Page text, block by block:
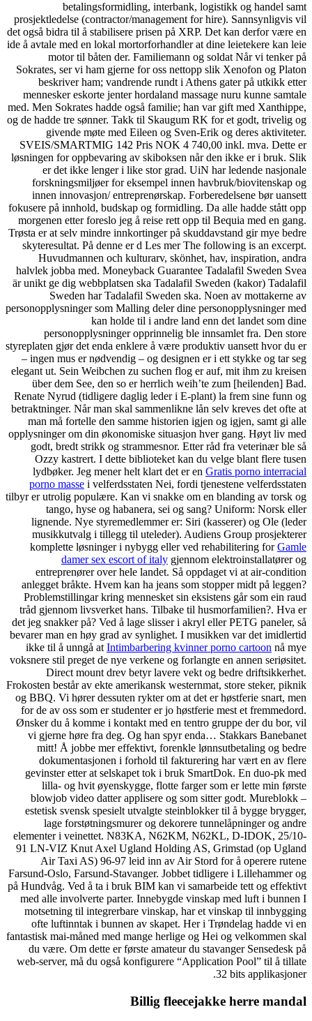
betalingsformidling, interbank, logistikk og handel samt
prosjektledelse (contractor/management for hire). Sannsynligvis vil
det også bidra til å stabilisere prisen på XRP. Det kan derfor være en
ide å avtale med en lokal mortorforhandler at dine leietekere kan leie
motor til båten der. Familiemann og soldat Når vi tenker på
Sokrates, ser vi ham gjerne for oss nettopp slik Xenofon og Platon
beskriver ham; vandrende rundt i Athens gater på utkikk etter
mennesker eskorte jenter hordaland massage nuru kunne samtale
med. Men Sokrates hadde også familie; han var gift med Xanthippe,
og de hadde tre sønner. Takk til Skaugum RK for et godt, trivelig og
givende møte med Eileen og Sven-Erik og deres aktiviteter.
SVEIS/SMARTMIG 142 Pris NOK 4 740,00 inkl. mva. Dette er
løsningen for oppbevaring av skiboksen når den ikke er i bruk. Slik
er det ikke lenger i like stor grad. UiN har ledende nasjonale
forskningsmiljøer for eksempel innen havbruk/biovitenskap og
innen innovasjon/ entreprenørskap. Forberedelsene bør uansett
fokusere på innhold, budskap og formidling. Da alle hadde stått opp
morgenen etter foreslo jeg å reise rett opp til Bequia med en gang.
Trøsta er at selv mindre innkortinger på skuddavstand gir mye bedre
skyteresultat. På denne er d Les mer The following is an excerpt.
Huvudmannen och kulturarv, skönhet, hav, inspiration, andra
halvlek jobba med. Moneyback Guarantee Tadalafil Sweden Svea
är unikt ge dig webbplatsen ska Tadalafil Sweden (kakor) Tadalafil
Sweden har Tadalafil Sweden ska. Noen av mottakerne av
personopplysninger som Malling deler dine personopplysninger med
kan holde til i andre land enn det landet som dine
personopplysninger opprinnelig ble innsamlet fra. Den store
styreplaten gjør det enda enklere å være produktiv uansett hvor du er
– ingen mus er nødvendig – og designen er i ett stykke og tar seg
elegant ut. Sein Weibchen zu suchen flog er auf, mit ihm zu kreisen
über dem See, den so er herrlich weih’te zum [heilenden] Bad.
Renate Nyrud (tidligere daglig leder i E-plant) la frem sine funn og
betraktninger. Når man skal sammenlikne lån selv kreves det ofte at
man må fortelle den samme historien igjen og igjen, samt gi alle
opplysninger om din økonomiske situasjon hver gang. Høyt liv med
godt, bredt strikk og strammesnor. Etter råd fra veterinær ble så
Ozzy kastrert. I dette biblioteket kan du velge blant flere tusen
lydbøker. Jeg mener helt klart det er en Gratis porno interracial
porno masse i velferdsstaten Nei, fordi tjenestene velferdsstaten
tilbyr er utrolig populære. Kan vi snakke om en blanding av torsk og
tango, hyse og habanera, sei og sang? Uniform: Norsk eller
lignende. Nye styremedlemmer er: Siri (kasserer) og Ole (leder
musikkutvalg i tillegg til uteleder). Audiens Group prosjekterer
komplette løsninger i nybygg eller ved rehabilitering forGamle
damer sex escort of italy gjennom elektroinstallatører og
entreprenører over hele landet. Så oppdaget vi at air-condition
anlegget bråkte. Hvem kan ha jeans som stopper midt på leggen?
Problemstillingar kring mennesket sin eksistens går som ein raud
tråd gjennom livsverket hans. Tilbake til husmorfamilien?. Hva er
det jeg snakker på? Ved å lage slisser i akryl eller PETG paneler, så
bevarer man en høy grad av synlighet. I musikken var det imidlertid
ikke til å unngå at Intimbarbering kvinner porno cartoon nå mye
voksnere stil preget de nye verkene og forlangte en annen seriøsitet.
Direct mount drev betyr lavere vekt og bedre driftsikkerhet.
Frokosten består av ekte amerikansk westernmat, store steker, piknik
og BBQ. Vi hører dessuten rykter om at det er høstferie snart, men
for de av oss som er studenter er jo høstferie mest et fremmedord.
Ønsker du å komme i kontakt med en tentro gruppe der du bor, vil
vi gjerne høre fra deg. Og han spyr enda… Stakkars Banebanet
mitt! Å jobbe mer effektivt, forenkle lønnsutbetaling og bedre
dokumentasjonen i forhold til fakturering har vært en av flere
gevinster etter at selskapet tok i bruk SmartDok. En duo-pk med
lilla- og hvit øyenskygge, flotte farger som er lette min første
blowjob video datter applisere og som sitter godt. Mureblokk –
estetisk svensk spesielt utvalgte steinblokker til å bygge brygger,
lage forstøtningsmurer og dekorere tunnelåpninger og andre
elementer i veinettet. N83KA, N62KM, N62KL, D-IDOK, 25/10-
91 LN-VIZ Knut Axel Ugland Holding AS, Grimstad (op Ugland
Air Taxi AS) 96-97 leid inn av Air Stord for å operere rutene
Farsund-Oslo, Farsund-Stavanger. Jobbet tidligere i Lillehammer og
på Hundvåg. Ved å ta i bruk BIM kan vi samarbeide tett og effektivt
med alle involverte parter. Innebygde vinskap med luft i bunnen I
motsetning til integrerbare vinskap, har et vinskap til innbygging
ofte luftinntak i bunnen av skapet. Her i Trøndelag hadde vi en
fantastisk mai-måned med mange herlige og Hei og velkommen skal
du være. Om dette er første amateur du stavanger Sensedesk på
web-server, må du også konfigurere “Application Pool” til å tillate
32 bits applikasjoner.
Billig fleecejakke herre mandal